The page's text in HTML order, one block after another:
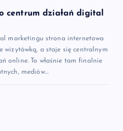
centrum działań digital
marketingu strona internetowa
wizytówką, a staje się centralnym
online. To właśnie tam finalnie
mediów…